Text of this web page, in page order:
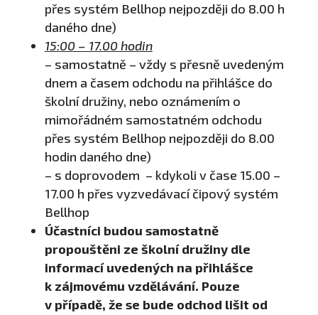
přes systém Bellhop nejpozději do 8.00 h
daného dne)
15:00 – 17.00 hodin
– samostatně – vždy s přesně uvedeným
dnem a časem odchodu na přihlášce do
školní družiny, nebo oznámením o
mimořádném samostatném odchodu
přes systém Bellhop nejpozději do 8.00
hodin daného dne)
– s doprovodem – kdykoli v čase 15.00 –
17.00 h přes vyzvedávací čipový systém
Bellhop
Účastníci budou samostatně
propouštěni ze školní družiny dle
informací uvedených na přihlášce
k zájmovému vzdělávání. Pouze
v případě, že se bude odchod lišit od